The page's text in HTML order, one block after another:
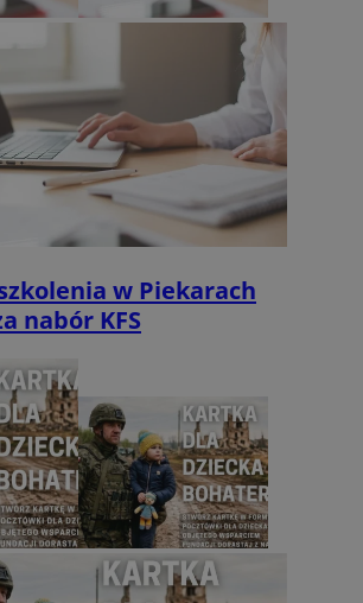
w Piekarach
nabór KFS